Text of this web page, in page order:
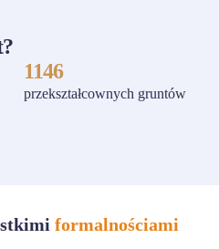
1146
przekształcownych gruntów
formalnościami